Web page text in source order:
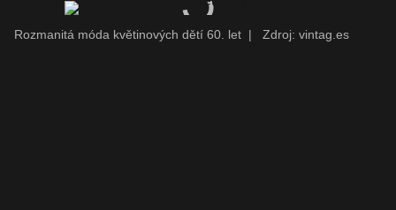
Rozmanitá móda květinových dětí 60. let | Zdroj: vintag.es